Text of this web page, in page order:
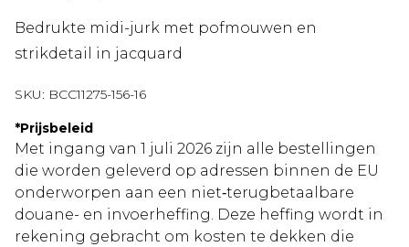
Bedrukte midi-jurk met pofmouwen en
strikdetail in jacquard
SKU: BCC11275-156-16
*Prijsbeleid
Met ingang van 1 juli 2026 zijn alle bestellingen
die worden geleverd op adressen binnen de EU
onderworpen aan een niet‑terugbetaalbare
douane- en invoerheffing. Deze heffing wordt in
rekening gebracht om kosten te dekken die